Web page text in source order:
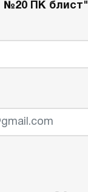
№20 ПК блист"